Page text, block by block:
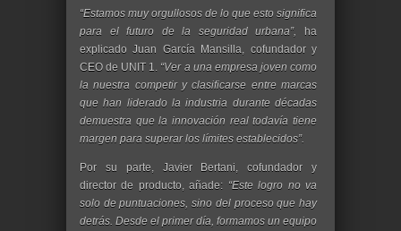
“Estamos muy orgullosos de lo que esto significa
para el futuro de la seguridad urbana”,
ha
explicado Juan García Mansilla, cofundador y
CEO de UNIT 1. “Ver a una empresa joven como
la nuestra competir y clasificarse entre marcas
que han liderado la industria durante décadas
demuestra que la innovación real todavía tiene
margen para superar los límites establecidos”.
Por su parte, Javier Bertani, cofundador y
director de producto, añade: “Este logro no va
solo de puntuaciones, sino del proceso que hay
detrás. Desde el primer día, formamos un equipo